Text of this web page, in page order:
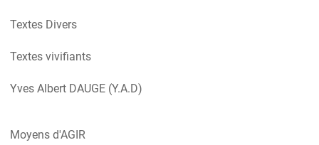
Textes Divers
Textes vivifiants
Yves Albert DAUGE (Y.A.D)
Moyens d'AGIR